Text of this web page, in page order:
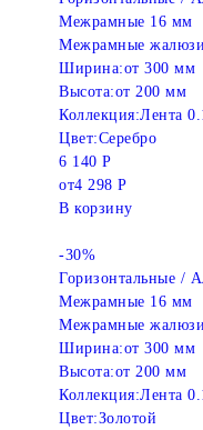
Межрамные 16 мм
Межрамные жалюзи
Ширина:от 300 мм
Высота:от 200 мм
Коллекция:Лента
Цвет:Серебро
6 140 Р
от4 298 Р
В корзину
-30%
Горизонтальные /
Межрамные 16 мм
Межрамные жалюзи
Ширина:от 300 мм
Высота:от 200 мм
Коллекция:Лента
Цвет:Золотой